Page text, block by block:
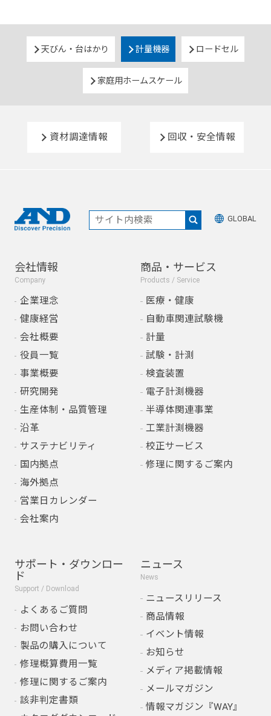
天びん・台はかり 計量機器 ロードセル
家庭用ホームスケール
資材調達情報 回収・安全情報
GLOBAL
会社情報
Company
企業理念
健康経営
会社概要
役員一覧
事業概要
研究開発
生産体制・品質管理
沿革
サステナビリティ
国内拠点
海外拠点
営業日カレンダー
会社案内
商品・サービス
Products / Service
医療・健康
自動車関連試験機
計量
試験・計測
検査装置
電子計測機器
半導体関連事業
工業計測機器
校正サービス
修理に関するご案内
サポート・ダウンロー
ド
Support / Download
よくあるご質問
お問い合わせ
製品の購入について
修理概算費用一覧
修理に関するご案内
該非判定書類
ニュース
News
ニュースリリース
商品情報
イベント情報
お知らせ
メディア掲載情報
メールマガジン
情報マガジン『WAY』